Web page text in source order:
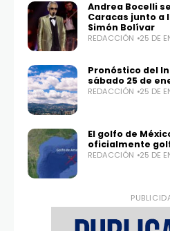
Twitter
100,0
Andrea Bocelli
Caracas junto a
Simón Bolívar
REDACCIÓN 25 DE
Pronóstico del
sábado 25 de
REDACCIÓN 25 DE
El golfo de
oficialmente
REDACCIÓN 25 DE